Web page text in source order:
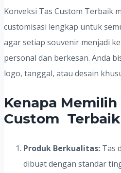
Konveksi Tas Custom Terbaik
customisasi lengkap untuk
agar setiap souvenir menjadi
personal dan berkesan. Anda
logo, tanggal, atau desain
Kenapa Memilih
Custom
Produk Berkualitas: Tas
dibuat dengan standar